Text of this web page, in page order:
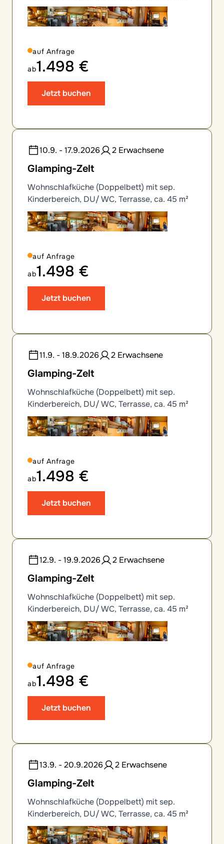
auf Anfrage
ab1.498 €
Jetzt buchen
10.9. - 17.9.2026 2 Erwachsene
Glamping-Zelt
Wohnschlafküche (Doppelbett) mit sep.
Kinderbereich, DU/ WC, Terrasse, ca. 45 m²
auf Anfrage
ab1.498 €
Jetzt buchen
11.9. - 18.9.2026 2 Erwachsene
Glamping-Zelt
Wohnschlafküche (Doppelbett) mit sep.
Kinderbereich, DU/ WC, Terrasse, ca. 45 m²
auf Anfrage
ab1.498 €
Jetzt buchen
12.9. - 19.9.2026 2 Erwachsene
Glamping-Zelt
Wohnschlafküche (Doppelbett) mit sep.
Kinderbereich, DU/ WC, Terrasse, ca. 45 m²
auf Anfrage
ab1.498 €
Jetzt buchen
13.9. - 20.9.2026 2 Erwachsene
Glamping-Zelt
Wohnschlafküche (Doppelbett) mit sep.
Kinderbereich, DU/ WC, Terrasse, ca. 45 m²